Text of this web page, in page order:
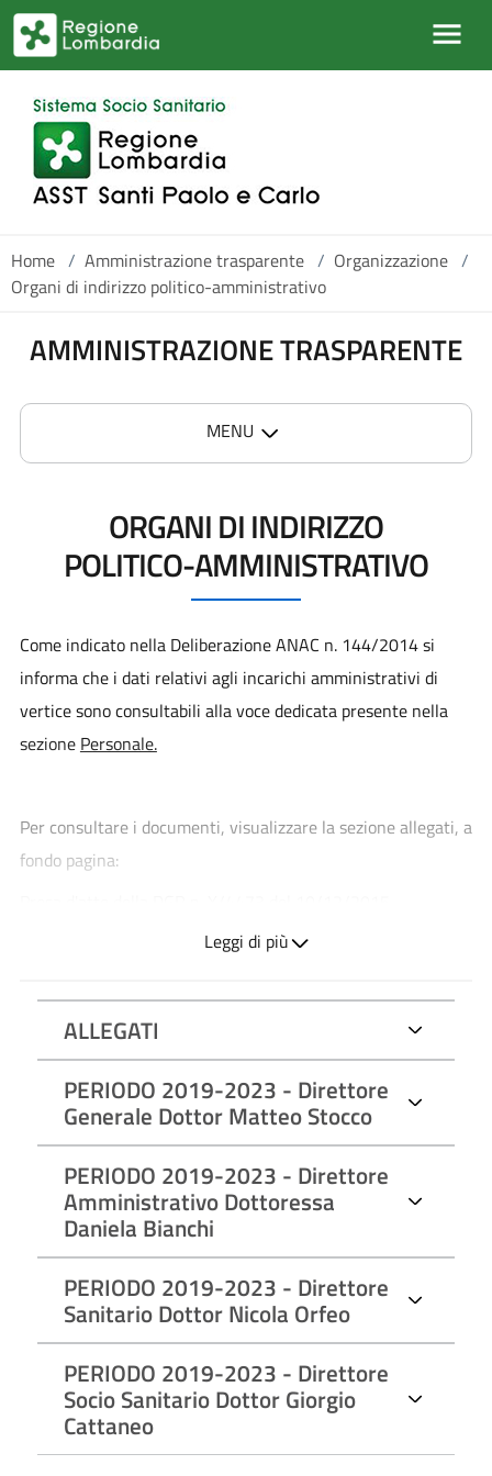
Salta al contenuto principale
Home / Amministrazione trasparente / Organizzazione /
Organi di indirizzo politico-amministrativo
AMMINISTRAZIONE TRASPARENTE
MENU
ORGANI DI INDIRIZZO
POLITICO-AMMINISTRATIVO
Come indicato nella Deliberazione ANAC n. 144/2014 si
informa che i dati relativi agli incarichi amministrativi di
vertice sono consultabili alla voce dedicata presente nella
sezione Personale.
Per consultare i documenti, visualizzare la sezione allegati, a
fondo pagina:
"Attuazione L.R. 23/2015: Costituzione ASST Santi Paolo e
Direzione strategica
Periodo 2024-2026
Direttore Generale:dott.ssa Simona Giroldi
Direttore Sanitario:dr Nicola Vincenzo Orfeo
Direttore Amministrativo:dott.ssa Giuliana Bensa
Direttore Sociosanitario:dott. Dario Laquintana
Periodo 2019-2023
Direttore Generale:Dottor Matteo Stocco
Insediamento del Direttore Generale dell'ASST Santi
Paolo e Carlo
Dichiarazione di inconferibilità 2019
Dichiarazione di inconferibilità 2020
Dichiarazione di inconferibilità 2021
Dichiarazione di inconferibilità 2022
Dichiarazione di inconferibilità 2023
Leggi di più
ALLEGATI
PERIODO 2019-2023 - Direttore
Generale Dottor Matteo Stocco
PERIODO 2019-2023 - Direttore
Amministrativo Dottoressa
Daniela Bianchi
PERIODO 2019-2023 - Direttore
Sanitario Dottor Nicola Orfeo
PERIODO 2019-2023 - Direttore
Socio Sanitario Dottor Giorgio
Cattaneo